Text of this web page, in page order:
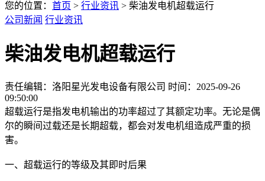
您的位置： 首页 > 行业资讯 > 柴油发电机超载运行
公司新闻 行业资讯
柴油发电机超载运行
责任编辑：洛阳星光发电设备有限公司 时间：2025-09-26
09:50:00
超载运行是指发电机输出的功率超过了其额定功率。无论是偶
尔的瞬间过载还是长期超载，都会对发电机组造成严重的损
害。
一、超载运行的等级及其即时后果